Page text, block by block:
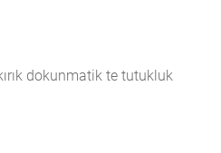
dokunmatik te tutukluk